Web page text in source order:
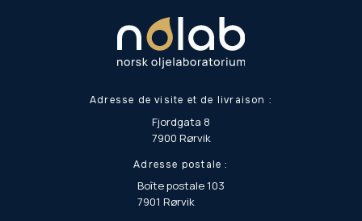
Adresse de visite et de livraison :
Fjordgata 8
7900 Rørvik
Adresse postale :
Boîte postale 103
7901 Rørvik